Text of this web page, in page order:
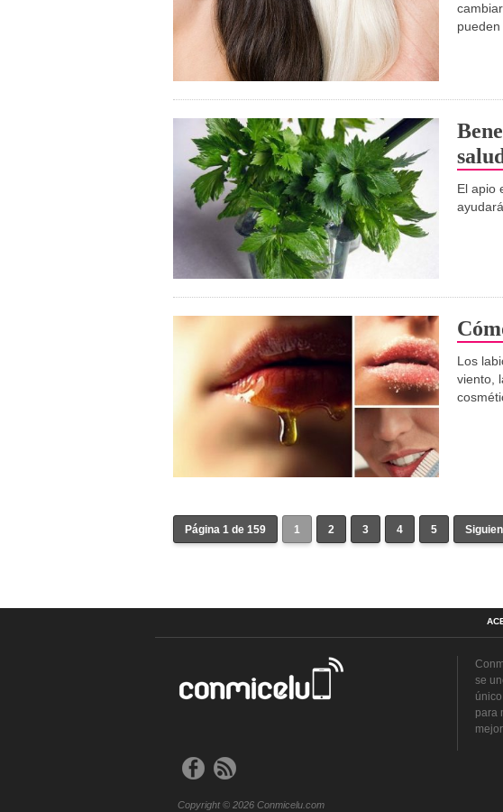
El apio
Los
viento,
Página 1 de 159 1 2 3 4 5
Copyright © 2026 Conmicelu.com
se
para